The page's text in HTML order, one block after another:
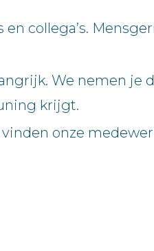
en collega’s.
We nemen je
krijgt.
onze